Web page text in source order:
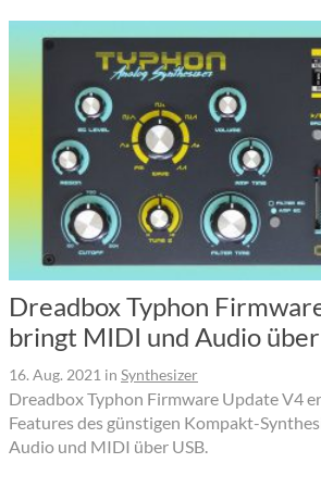
Dreadbox Typhon
bringt MIDI und Audio
16. Aug. 2021 in Synthesizer
Dreadbox Typhon Firmware Update V4
Features des günstigen Kompakt-
Audio und MIDI über USB.